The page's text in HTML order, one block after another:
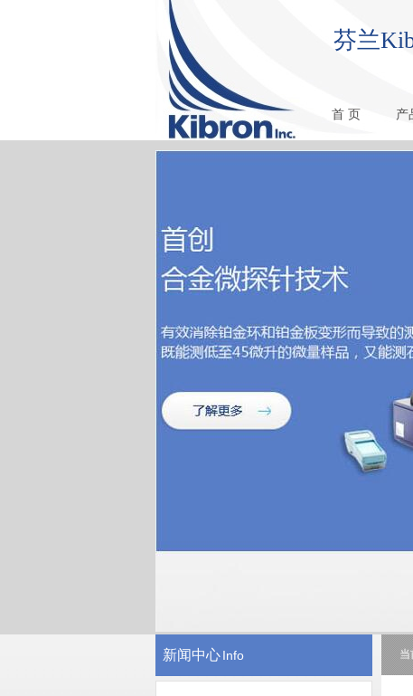
芬兰
首 页 产
新闻中心Info 当